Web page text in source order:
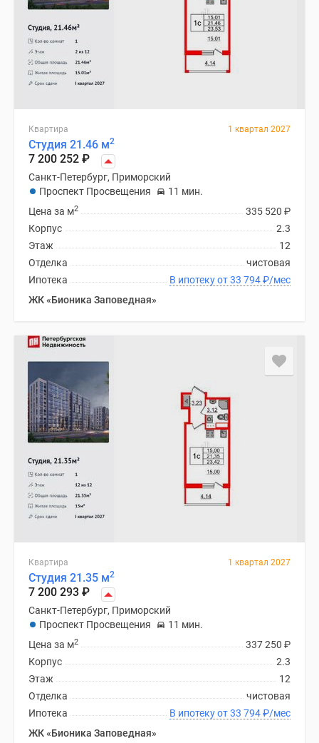
Квартира 1 квартал 2027
Студия 21.46 м2
7 200 252 ₽
Санкт-Петербург, Приморский
Проспект Просвещения
11 мин.
335 520 ₽
Цена за м2
2.3
Корпус
12
Этаж
чистовая
Отделка
В ипотеку от 33 794₽/мес
Ипотека
ЖК «Бионика Заповедная»
Квартира 1 квартал 2027
Студия 21.35 м2
7 200 293 ₽
Санкт-Петербург, Приморский
Проспект Просвещения
11 мин.
337 250 ₽
Цена за м2
2.3
Корпус
12
Этаж
чистовая
Отделка
В ипотеку от 33 794₽/мес
Ипотека
ЖК «Бионика Заповедная»